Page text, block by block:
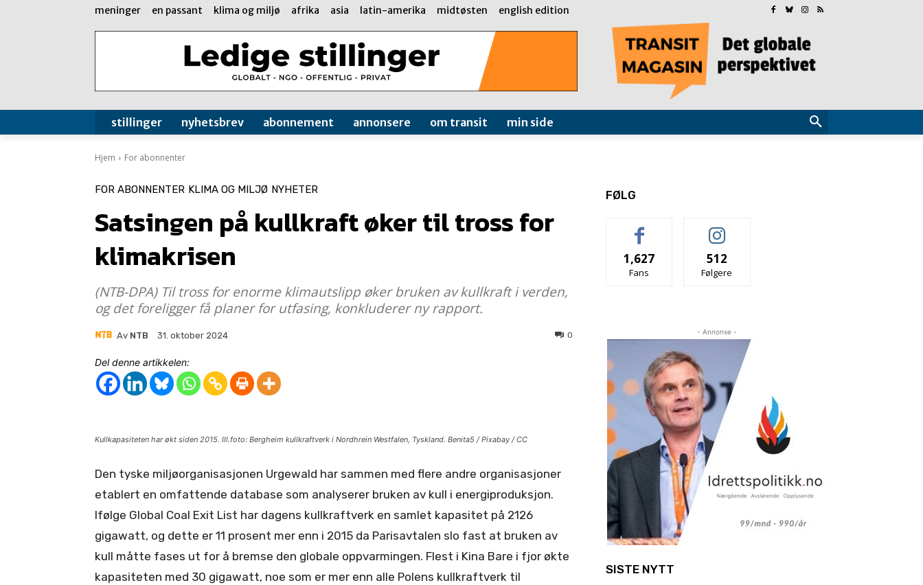
meninger en passant klima og miljø afrika asia latin-amerika midtøsten english edition
stillinger nyhetsbrev abonnement annonsere om transit min side
Hjem For abonnenter
FOR ABONNENTER KLIMA OG MILJØ NYHETER
Satsingen på kullkraft øker til tross for
klimakrisen
(NTB-DPA) Til tross for enorme klimautslipp øker bruken av kullkraft i verden,
og det foreligger få planer for utfasing, konkluderer ny rapport.
Av NTB 31. oktober 2024 0
Del denne artikkelen:
Kullkapasiteten har økt siden 2015. Ill.foto: Bergheim kullkraftverk i Nordhrein Westfalen, Tyskland. Benita5 / Pixabay / CC
Den tyske miljøorganisasjonen Urgewald har sammen med flere andre organisasjoner
etablert en omfattende database som analyserer bruken av kull i energiproduksjon.
Ifølge Global Coal Exit List har dagens kullkraftverk en samlet kapasitet på 2126
gigawatt, og dette er 11 prosent mer enn i 2015 da Parisavtalen slo fast at bruken av
kull måtte fases ut for å bremse den globale oppvarmingen. Flest i Kina Bare i fjor økte
kapasiteten med 30 gigawatt, noe som er mer enn alle Polens kullkraftverk til
FØLG
1,627
Fans
512
Følgere
- Annonse -
SISTE NYTT